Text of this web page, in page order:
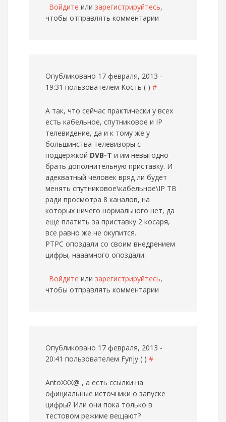
Войдите или зарегистрируйтесь,
чтобы отправлять комментарии
Опубликовано 17 февраля, 2013 -
19:31 пользователем Кость ( ) #
А так, что сейчас практически у всех
есть кабельное, спутниковое и IP
телевидение, да и к тому же у
большинства телевизоры с
поддержкой DVB-T и им невыгодно
брать дополнительную приставку. И
адекватный человек вряд ли будет
менять спутниковое\кабельное\IP ТВ
ради просмотра 8 каналов, на
которых ничего нормального нет, да
еще платить за приставку 2 косаря,
все равно же не окупится.
РТРС опоздали со своим внедрением
цифры, нааамного опоздали.
Войдите или зарегистрируйтесь,
чтобы отправлять комментарии
Опубликовано 17 февраля, 2013 -
20:41 пользователем Fynjy ( ) #
AntoXXX@ , а есть ссылки на
официальные источники о запуске
цифры? Или они пока только в
тестовом режиме вещают?